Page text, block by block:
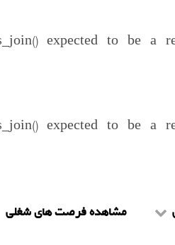
expected to be a
expected to be a
مشاهده فرصت های شغلی